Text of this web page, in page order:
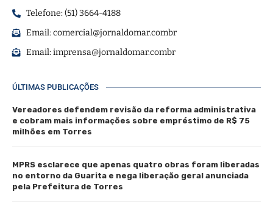
Telefone: (51) 3664-4188
Email:comercial@jornaldomar.combr
Email:imprensa@jornaldomar.combr
ÚLTIMAS PUBLICAÇÕES
Vereadores defendem revisão da reforma administrativa
e cobram mais informações sobre empréstimo de R$ 75
milhões em Torres
MPRS esclarece que apenas quatro obras foram liberadas
no entorno da Guarita e nega liberação geral anunciada
pela Prefeitura de Torres